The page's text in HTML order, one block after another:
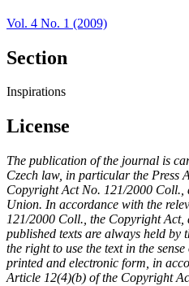
Vol. 4 No. 1 (2009)
Section
Inspirations
License
The publication of the journal is
Czech law, in particular the Press
Copyright Act No. 121/2000 Coll.,
Union. In accordance with the
121/2000 Coll., the Copyright Act,
published texts are always held
the right to use the text in the
printed and electronic form, in
Article 12(4)(b) of the Copyright